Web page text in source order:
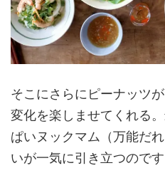
そこにさらにピーナッツ
変化を楽しませてくれる
ぱいヌックマム（万能だ
いが一気に引き立つのです